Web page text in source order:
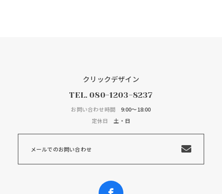
クリックデザイン
TEL. 080-1203-8237
お問い合わせ時間
9:00～18:00
定休日
土・日
メールでのお問い合わせ